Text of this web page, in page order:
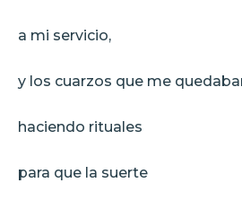
a mi servicio,
y los cuarzos que me
haciendo rituales
para que la suerte